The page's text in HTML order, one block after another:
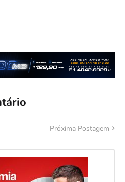
Próxima Postagem